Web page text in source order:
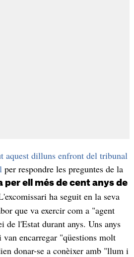
aquest dilluns enfront del tribunal
per respondre les preguntes de la
per ell més de cent anys de
ha seguit en la seva
que va exercir com a "agent
de l'Estat durant anys. Uns anys
van encarregar "qüestions molt
donar-se a conèixer amb "llum i